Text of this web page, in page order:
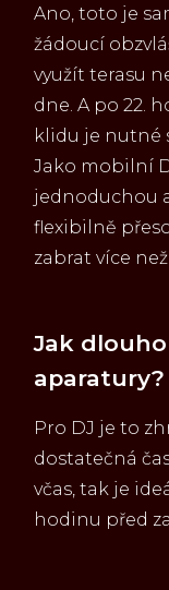
Ano, toto je
žádoucí
využít terasu
dne. A po 22.
klidu je nutné
Jako mobilní
jednoduchou
flexibilně
zabrat více
Jak
aparatury?
Pro DJ je to
dostatečná
včas, tak je
hodinu před